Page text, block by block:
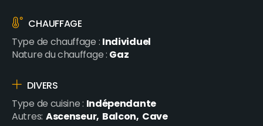
CHAUFFAGE
Type de chauffage :Individuel
Nature du chauffage :Gaz
DIVERS
Type de cuisine : Indépendante
Autres: Ascenseur Balcon Cave